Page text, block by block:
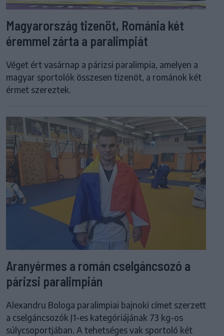
Magyarország tizenöt, Románia két
éremmel zárta a paralimpiát
Véget ért vasárnap a párizsi paralimpia, amelyen a
magyar sportolók összesen tizenöt, a románok két
érmet szereztek.
Aranyérmes a román cselgáncsozó a
párizsi paralimpián
Alexandru Bologa paralimpiai bajnoki címet szerzett
a cselgáncsozók J1-es kategóriájának 73 kg-os
súlycsoportjában. A tehetséges vak sportoló két